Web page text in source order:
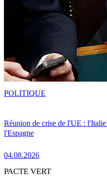
Réunion de crise de l'UE :
l'Espagne
04.08.2026
POLITIQUE
PACTE VERT